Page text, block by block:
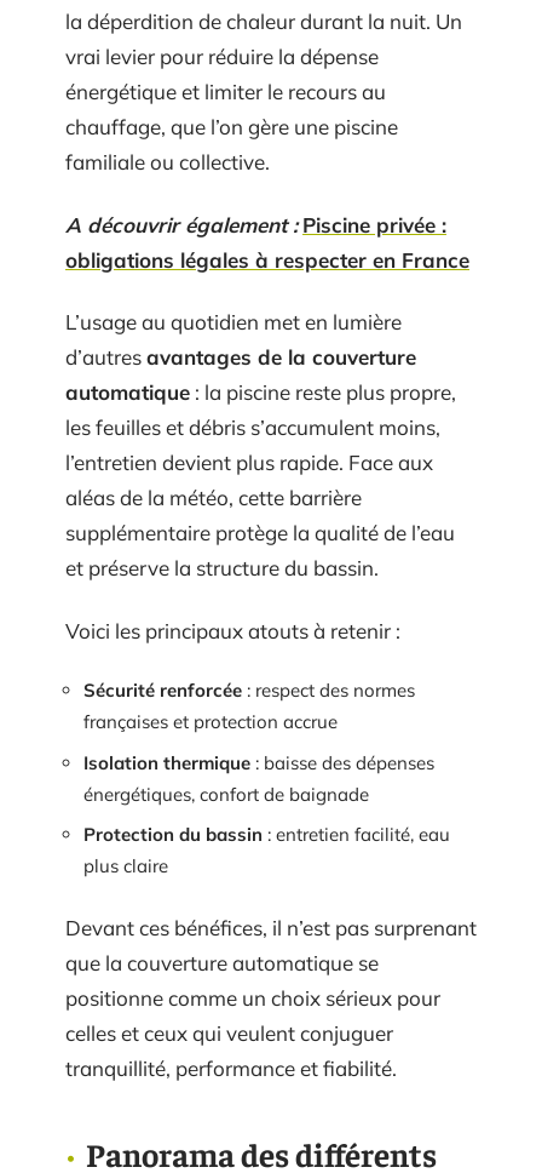
la déperdition de chaleur durant la nuit. Un
vrai levier pour réduire la dépense
énergétique et limiter le recours au
chauffage, que l’on gère une piscine
familiale ou collective.
A découvrir également : Piscine privée :
obligations légales à respecter en France
L’usage au quotidien met en lumière
d’autresavantages de la couverture
automatique : la piscine reste plus propre,
les feuilles et débris s’accumulent moins,
l’entretien devient plus rapide. Face aux
aléas de la météo, cette barrière
supplémentaire protège la qualité de l’eau
et préserve la structure du bassin.
Voici les principaux atouts à retenir :
Sécurité renforcée : respect des normes
françaises et protection accrue
Isolation thermique : baisse des dépenses
énergétiques, confort de baignade
Protection du bassin : entretien facilité, eau
plus claire
Devant ces bénéfices, il n’est pas surprenant
que la couverture automatique se
positionne comme un choix sérieux pour
celles et ceux qui veulent conjuguer
tranquillité, performance et fiabilité.
Panorama des différents